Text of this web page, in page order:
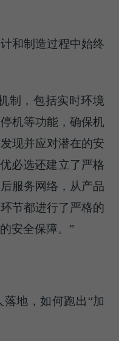
和制造过程中始终
制，包括实时环境
机等功能，确保机
现并应对潜在的安
必选还建立了严格
服务网络，从产品
节都进行了严格的
安全保障。”
地，如何跑出“加